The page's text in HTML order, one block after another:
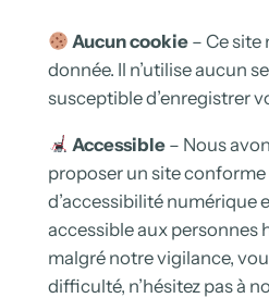
h
c
e
r
Aucun cookie– Ce site
donnée. Il n’utilise aucun
susceptible d’enregistrer
Accessible– Nous
proposer un site
d’accessibilité numérique
accessible aux personnes
malgré notre vigilance,
difficulté, n’hésitez pas à